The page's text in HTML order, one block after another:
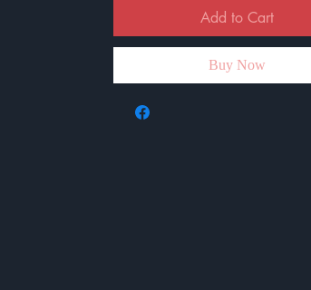
Add to Cart
Buy Now